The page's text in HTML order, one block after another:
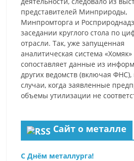
представителей Минприроды,
Минпромторга и
заседании круглого стола по
отрасли. Так, уже запущенная
аналитическая система «Хомяк»
сопоставляет данные из
других ведомств (включая ФНС),
случаи, когда заявленные
объемы утилизации не
Сайт о металле
С Днём металлурга!